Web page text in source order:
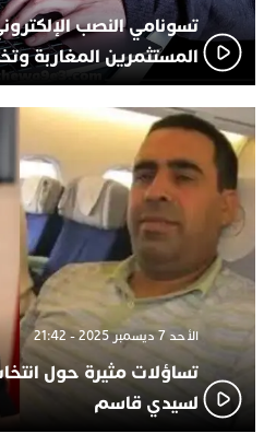
المستثمرين المغاربة
الأحد 7 ديسمبر 2025 - 21:42
تساؤلات مثيرة حول
لسيدي قاسم